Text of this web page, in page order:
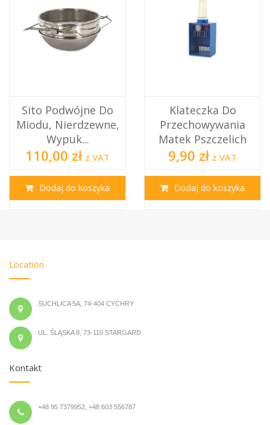
Sito Podwójne Do
Miodu, Nierdzewne,
Wypuk...
110,00 zł z VAT
Dodaj do koszyka
Klateczka Do
Przechowywania
Matek Pszczelich
9,90 zł z VAT
Dodaj do koszyka
Location
SUCHLICA 5A, 74-404 CYCHRY
UL. ŚLĄSKA 8, 73-110 STARGARD
Kontakt
+48 95 7379952, +48 603 556787